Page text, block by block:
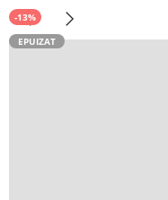
-13%
EPUIZAT